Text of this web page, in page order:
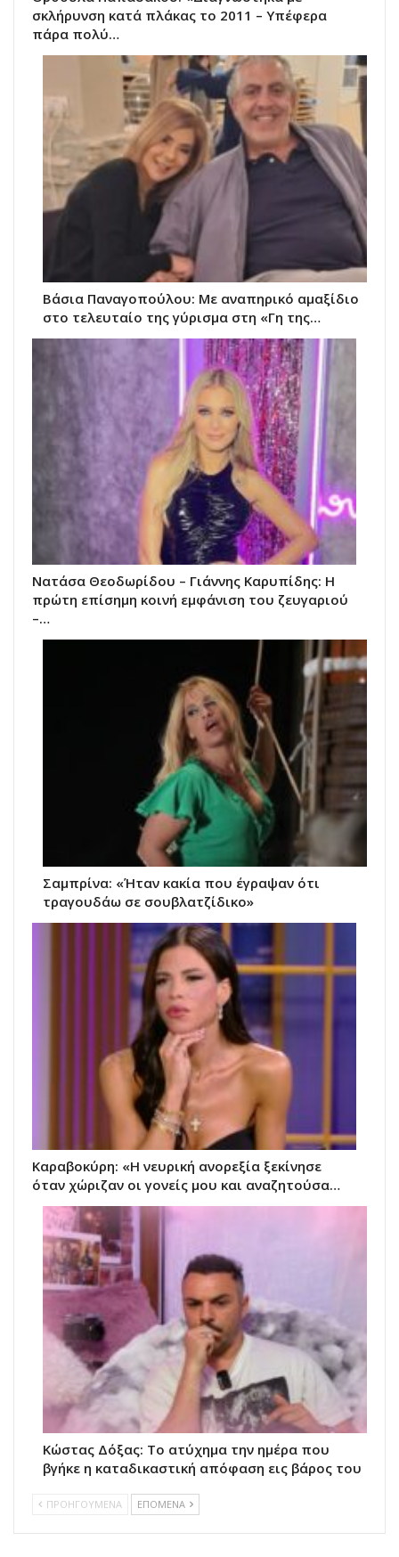
σκλήρυνση κατά πλάκας το 2011 – Υπέφερα
πάρα πολύ…
Βάσια Παναγοπούλου: Με αναπηρικό αμαξίδιο
στο τελευταίο της γύρισμα στη «Γη της…
Νατάσα Θεοδωρίδου – Γιάννης Καρυπίδης: Η
πρώτη επίσημη κοινή εμφάνιση του ζευγαριού
–…
Σαμπρίνα: «Ήταν κακία που έγραψαν ότι
τραγουδάω σε σουβλατζίδικο»
Καραβοκύρη: «Η νευρική ανορεξία ξεκίνησε
όταν χώριζαν οι γονείς μου και αναζητούσα…
Κώστας Δόξας: Το ατύχημα την ημέρα που
βγήκε η καταδικαστική απόφαση εις βάρος του
ΠΡΟΗΓΟΥΜΕΝΑ ΕΠΟΜΕΝΑ